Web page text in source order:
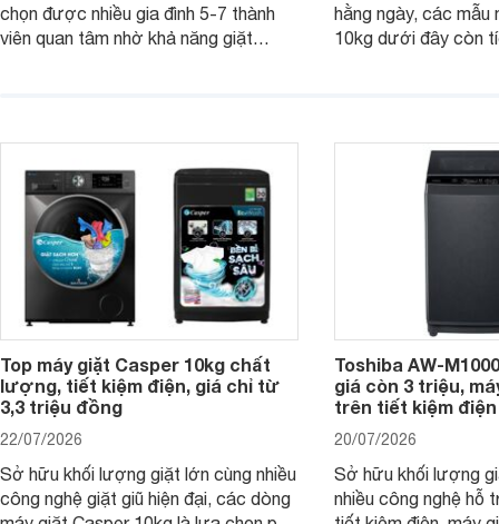
chọn được nhiều gia đình 5-7 thành
viên quan tâm nhờ khả năng giặt
hằng ngày, các mẫu
10kg dưới đây còn
Top máy giặt Casper 10kg chất
lượng, tiết kiệm điện, giá chỉ từ
3,3 triệu đồng
22/07/2026
Sở hữu khối lượng giặt lớn cùng nhiều
công nghệ giặt giũ hiện đại, các dòng
Toshiba AW-
giá còn 3 triệu,
trên tiết kiệm
20/07/2026
Sở hữu khối lượng
nhiều công nghệ hỗ